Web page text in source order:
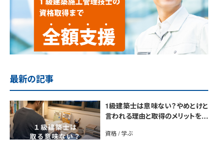
最新の記事
1級建築士は意味ない？やめとけと
言われる理由と取得のメリットを解
資格 / 学ぶ